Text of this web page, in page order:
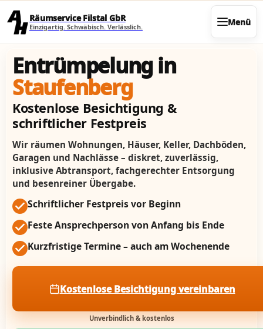
Räumservice Filstal GbR
Einzigartig. Schwäbisch. Verlässlich. Menü
Entrümpelung in
Staufenberg
Kostenlose Besichtigung &
schriftlicher Festpreis
Wir räumen Wohnungen, Häuser, Keller, Dachböden,
Garagen und Nachlässe – diskret, zuverlässig,
inklusive Abtransport, fachgerechter Entsorgung
und besenreiner Übergabe.
Schriftlicher Festpreis vor Beginn
Feste Ansprechperson von Anfang bis Ende
Kurzfristige Termine – auch am Wochenende
Kostenlose Besichtigung vereinbaren
Unverbindlich & kostenlos